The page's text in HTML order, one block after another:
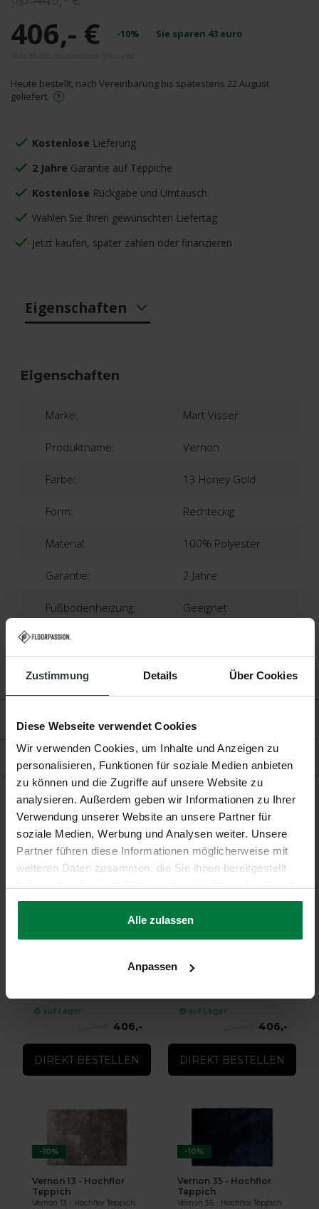
Zustimmung Details Über Cookies
Diese Webseite verwendet Cookies
Wir verwenden Cookies, um Inhalte und Anzeigen zu
personalisieren, Funktionen für soziale Medien anbieten
zu können und die Zugriffe auf unsere Website zu
analysieren. Außerdem geben wir Informationen zu Ihrer
Verwendung unserer Website an unsere Partner für
soziale Medien, Werbung und Analysen weiter. Unsere
Partner führen diese Informationen möglicherweise mit
weiteren Daten zusammen, die Sie ihnen bereitgestellt
gesammelt haben.
Alle zulassen
Anpassen
406,- € -10% Sie sparen 43 euro
Heute bestellt, nach Vereinbarung bis spätestens 22 August
geliefert.
Kostenlose Lieferung
2 Jahre Garantie auf Teppiche
Kostenlose Rückgabe und Umtausch
Wählen Sie Ihren gewünschten Liefertag
Jetzt kaufen, später zahlen oder finanzieren
Eigenschaften
Bewertungen
Produkt
Eigenschaften
Marke: Mart Visser
Produktname: Vernon
Farbe: 13 Honey Gold
Form: Rechteckig
Material: 100% Polyester
Garantie: 2 Jahre
Fußbodenheizung: Geeignet
Ergänzende Produkte
Vernon 15 - Hochflor Teppich
auf Lager
406,-
DIREKT BESTELLEN
Vernon 18 - Hochflor Teppich
auf Lager
406,-
DIREKT BESTELLEN
-10%
Vernon 13 - Hochflor
Teppich
Vernon 13 - Hochflor Teppich
-10%
Vernon 35 - Hochflor
Teppich
Vernon 35 - Hochflor Teppich